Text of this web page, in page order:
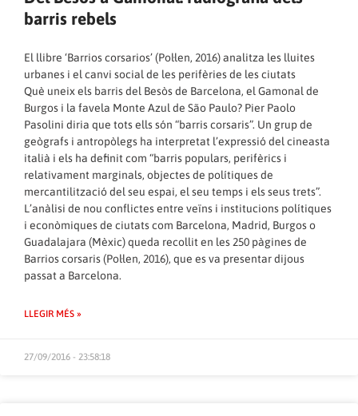
barris rebels
El llibre ‘Barrios corsarios’ (Poŀlen, 2016) analitza les lluites
urbanes i el canvi social de les perifèries de les ciutats
Què uneix els barris del Besòs de Barcelona, el Gamonal de
Burgos i la favela Monte Azul de São Paulo? Pier Paolo
Pasolini diria que tots ells són “barris corsaris”. Un grup de
geògrafs i antropòlegs ha interpretat l’expressió del cineasta
italià i els ha definit com “barris populars, perifèrics i
relativament marginals, objectes de polítiques de
mercantilització del seu espai, el seu temps i els seus trets”.
L’anàlisi de nou conflictes entre veïns i institucions polítiques
i econòmiques de ciutats com Barcelona, Madrid, Burgos o
Guadalajara (Mèxic) queda recollit en les 250 pàgines de
Barrios corsaris (Pol·len, 2016), que es va presentar dijous
passat a Barcelona.
LLEGIR MÉS »
27/09/2016 - 23:58:18